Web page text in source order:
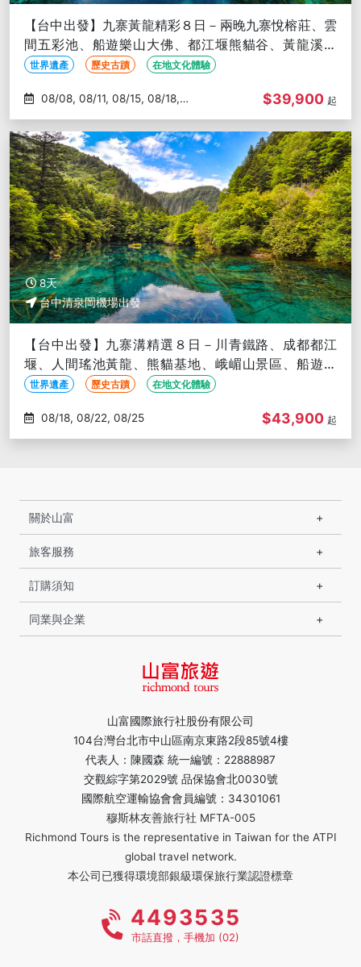
【台中出發】九寨黃龍精彩８日－兩晚九寨悅榕莊、雲
間五彩池、船遊樂山大佛、都江堰熊貓谷、黃龍溪古
鎮、三排椅(文化參訪)
世界遺產 歷史古蹟 在地文化體驗
08/22
$39,900 起
8天
台中清泉岡機場出發
【台中出發】九寨溝精選８日－川青鐵路、成都都江
堰、人間瑤池黃龍、熊貓基地、峨嵋山景區、船遊樂
山、九寨天堂2晚(文化參訪)
世界遺產 歷史古蹟 在地文化體驗
08/18, 08/22, 08/25 $43,900 起
山富國際旅行社股份有限公司
104台灣台北市中山區南京東路2段85號4樓
代表人：陳國森 統一編號：22888987
交觀綜字第2029號 品保協會北0030號
國際航空運輸協會會員編號：34301061
穆斯林友善旅行社 MFTA-005
Richmond Tours is the representative in Taiwan for the ATPI
global travel network.
本公司已獲得環境部銀級環保旅行業認證標章
關於山富
旅客服務
訂購須知
同業與企業
4493535
市話直撥，手機加 (02)